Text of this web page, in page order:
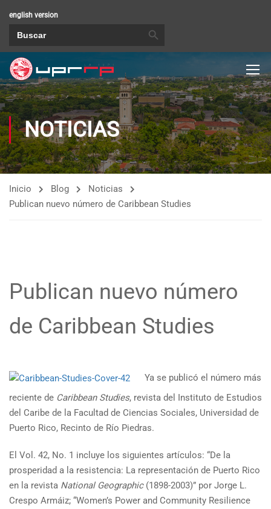
english version
NOTICIAS
Inicio Blog
Noticias
Publican nuevo número de Caribbean Studies
Publican nuevo número
de Caribbean Studies
Ya se publicó el número más
reciente de Caribbean Studies, revista del Instituto de Estudios
del Caribe de la Facultad de Ciencias Sociales, Universidad de
Puerto Rico, Recinto de Río Piedras.
El Vol. 42, No. 1 incluye los siguientes artículos: “De la
prosperidad a la resistencia: La representación de Puerto Rico
en la revista National Geographic(1898-2003)” por Jorge L.
Crespo Armáiz; “Women’s Power and Community Resilience